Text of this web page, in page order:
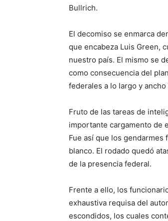
Bullrich.
El decomiso se enmarca
que encabeza Luis Green,
nuestro país. El mismo se
como consecuencia del
federales a lo largo y
Fruto de las tareas de
importante cargamento de
Fue así que los gendarmes
blanco. El rodado quedó
de la presencia federal.
Frente a ello, los
exhaustiva requisa del
escondidos, los cuales